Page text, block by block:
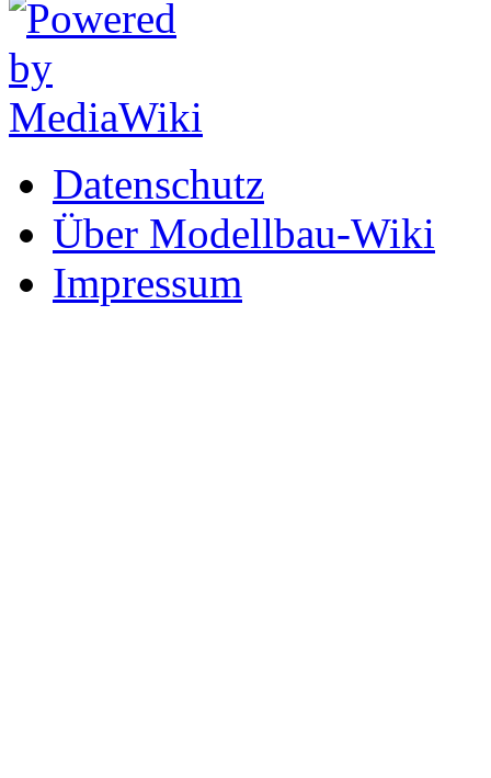
Datenschutz
Über Modellbau-Wiki
Impressum